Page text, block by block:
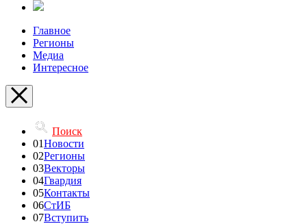
Главное
Регионы
Медиа
Интересное
Поиск
01Новости
02Регионы
03Векторы
04Гвардия
05Контакты
06СтИБ
07Вступить